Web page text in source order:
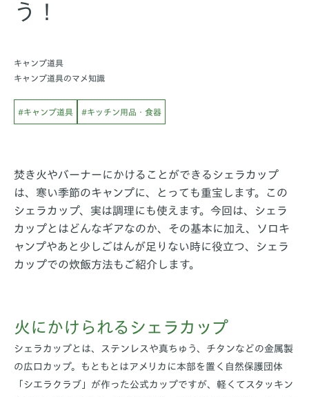
う！
キャンプ道具
キャンプ道具のマメ知識
#キャンプ道具 #キッチン用品・食器
焚き火やバーナーにかけることができるシェラカップ
は、寒い季節のキャンプに、とっても重宝します。この
シェラカップ、実は調理にも使えます。今回は、シェラ
カップとはどんなギアなのか、その基本に加え、ソロキ
ャンプやあと少しごはんが足りない時に役立つ、シェラ
カップでの炊飯方法もご紹介します。
火にかけられるシェラカップ
シェラカップとは、ステンレスや真ちゅう、チタンなどの金属製
の広口カップ。もともとはアメリカに本部を置く自然保護団体
「シエラクラブ」が作った公式カップですが、軽くてスタッキン